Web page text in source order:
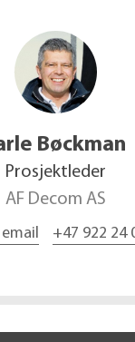
Bøckman
Prosjektleder
AF Decom AS
email +47 922 24